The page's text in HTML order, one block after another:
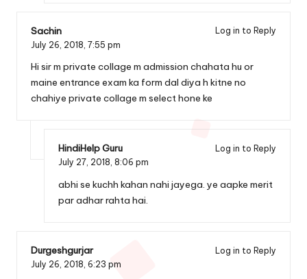
Sachin
Log in to Reply
July 26, 2018, 7:55 pm
Hi sir m private collage m admission chahata hu or
maine entrance exam ka form dal diya h kitne no
chahiye private collage m select hone ke
HindiHelp Guru
Log in to Reply
July 27, 2018, 8:06 pm
abhi se kuchh kahan nahi jayega. ye aapke merit
par adhar rahta hai.
Durgeshgurjar
Log in to Reply
July 26, 2018, 6:23 pm